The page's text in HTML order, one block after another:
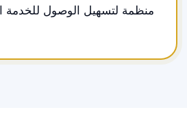
منظمة لتسهيل الوصول للخدمة